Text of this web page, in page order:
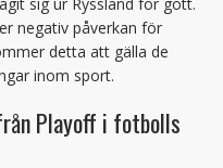
sig ur Ryssland för gott.
negativ påverkan för
detta att gälla de
inom sport.
Playoff i fotbolls